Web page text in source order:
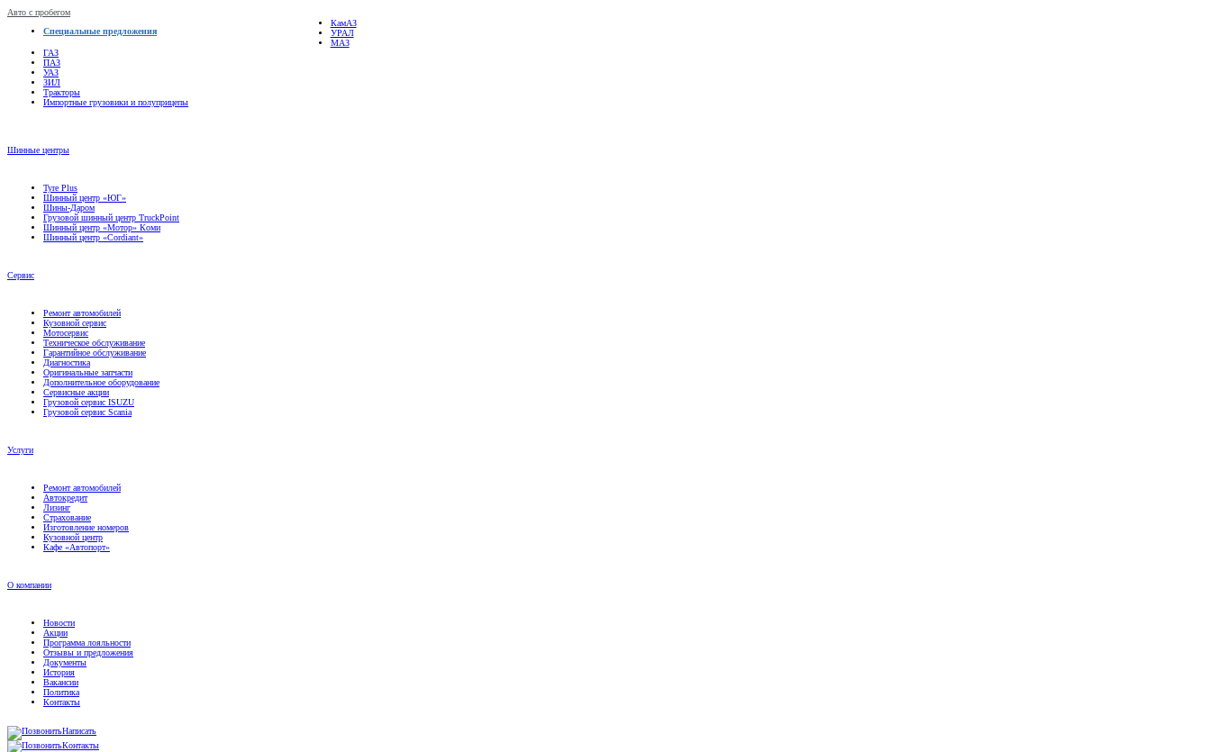
Авто с пробегом
Специальные предложения
КамАЗ
УРАЛ
МАЗ
ГАЗ
ПАЗ
УАЗ
ЗИЛ
Тракторы
Импортные грузовики и полуприцепы
Шинные центры
Tyre Plus
Шинный центр «ЮГ»
Шины-Даром
Грузовой шинный центр TruckPoint
Шинный центр «Мотор» Коми
Шинный центр «Cordiant»
Сервис
Ремонт автомобилей
Кузовной сервис
Мотосервис
Техническое обслуживание
Гарантийное обслуживание
Диагностика
Оригинальные запчасти
Дополнительное оборудование
Сервисные акции
Грузовой сервис ISUZU
Грузовой сервис Scania
Услуги
Ремонт автомобилей
Автокредит
Лизинг
Страхование
Изготовление номеров
Кузовной центр
Кафе «Автопорт»
О компании
Новости
Акции
Программа лояльности
Отзывы и предложения
Документы
История
Вакансии
Политика
Контакты
Написать
Контакты